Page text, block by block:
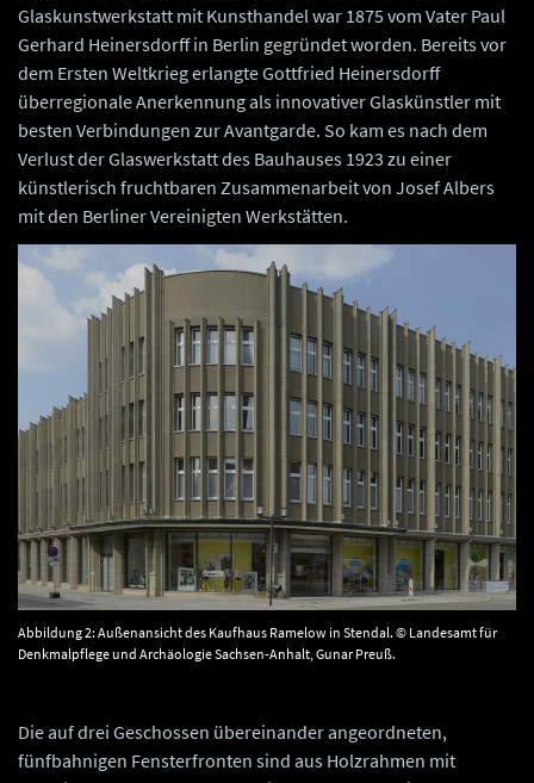
Glaskunstwerkstatt mit Kunsthandel war 1875 vom Vater Paul
Gerhard Heinersdorff in Berlin gegründet worden. Bereits vor
dem Ersten Weltkrieg erlangte Gottfried Heinersdorff
überregionale Anerkennung als innovativer Glaskünstler mit
besten Verbindungen zur Avantgarde. So kam es nach dem
Verlust der Glaswerkstatt des Bauhauses 1923 zu einer
künstlerisch fruchtbaren Zusammenarbeit von Josef Albers
mit den Berliner Vereinigten Werkstätten.
Abbildung 2: Außenansicht des Kaufhaus Ramelow in Stendal. © Landesamt für
Denkmalpflege und Archäologie Sachsen-Anhalt, Gunar Preuß.
Die auf drei Geschossen übereinander angeordneten,
fünfbahnigen Fensterfronten sind aus Holzrahmen mit